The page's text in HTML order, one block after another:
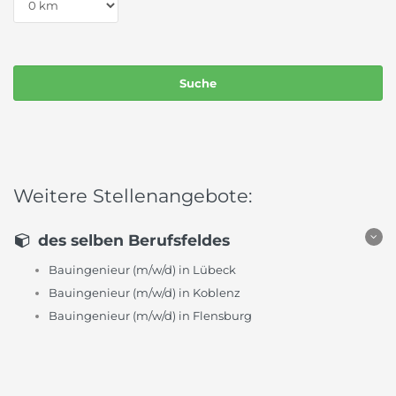
Weitere Stellenangebote:
des selben Berufsfeldes
Bauingenieur (m/w/d) in Lübeck
Bauingenieur (m/w/d) in Koblenz
Bauingenieur (m/w/d) in Flensburg